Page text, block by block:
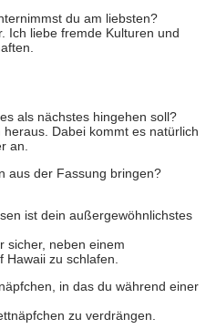
du am liebsten?
Ich liebe fremde Kulturen und
als nächstes hingehen soll?
Dabei kommt es natürlich
an.
aus der Fassung bringen?
ist dein außergewöhnlichstes
sicher, neben einem
Hawaii zu schlafen.
in das du während einer
zu verdrängen.